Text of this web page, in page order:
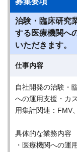
治験・臨床研究
する医療機関へ
いただきます。
仕事内容
自社開発の治験・
への運用支援・カ
用集計関連：FMV
具体的な業務内容
・医療機関への運